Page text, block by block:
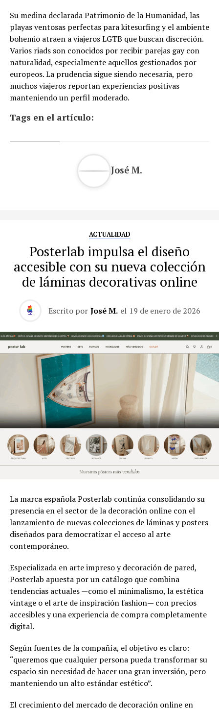
Su medina declarada Patrimonio de la Humanidad, las
playas ventosas perfectas para kitesurfing y el ambiente
bohemio atraen a viajeros LGTB que buscan discreción.
Varios riads son conocidos por recibir parejas gay con
naturalidad, especialmente aquellos gestionados por
europeos. La prudencia sigue siendo necesaria, pero
muchos viajeros reportan experiencias positivas
manteniendo un perfil moderado.
Tags en el artículo:
José M.
ACTUALIDAD
Posterlab impulsa el diseño
accesible con su nueva colección
de láminas decorativas online
Escrito por José M. el 19 de enero de 2026
La marca española Posterlab continúa consolidando su
presencia en el sector de la decoración online con el
lanzamiento de nuevas colecciones de láminas y posters
diseñados para democratizar el acceso al arte
contemporáneo.
Especializada en arte impreso y decoración de pared,
Posterlab apuesta por un catálogo que combina
tendencias actuales —como el minimalismo, la estética
vintage o el arte de inspiración fashion— con precios
accesibles y una experiencia de compra completamente
digital.
Según fuentes de la compañía, el objetivo es claro:
“queremos que cualquier persona pueda transformar su
espacio sin necesidad de hacer una gran inversión, pero
manteniendo un alto estándar estético”.
El crecimiento del mercado de decoración online en